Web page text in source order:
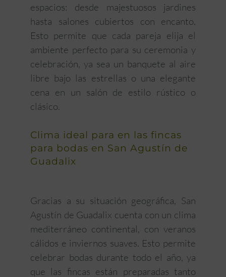
espacios: desde majestuosos jardines
hasta salones cubiertos con encanto.
Esto permite que cada pareja elija el
ambiente perfecto para su ceremonia y
celebración, ya sea un banquete al aire
libre bajo las estrellas o una elegante
cena en un salón de estilo rústico o
clásico.
Clima ideal para en las fincas
para bodas en San Agustín de
Guadalix
Gracias a su situación geográfica, San
Agustín de Guadalix cuenta con un clima
mediterráneo continental, con veranos
cálidos e inviernos suaves. Esto permite
celebrar bodas durante todo el año, ya
que las fincas están preparadas tanto